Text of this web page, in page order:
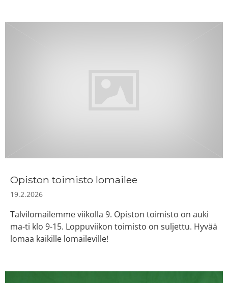
Opiston toimisto lomailee
19.2.2026
Talvilomailemme viikolla 9. Opiston toimisto on auki
ma-ti klo 9-15. Loppuviikon toimisto on suljettu. Hyvää
lomaa kaikille lomaileville!